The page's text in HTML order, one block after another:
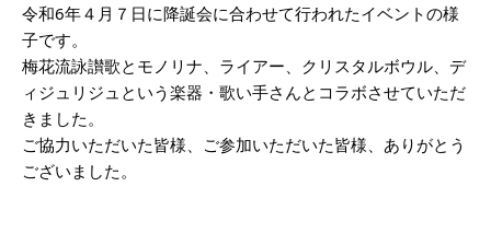
令和6年４月７日に降誕会に合わせて行われたイベントの様
子です。
梅花流詠讃歌とモノリナ、ライアー、クリスタルボウル、デ
ィジュリジュという楽器・歌い手さんとコラボさせていただ
きました。
ご協力いただいた皆様、ご参加いただいた皆様、ありがとう
ございました。